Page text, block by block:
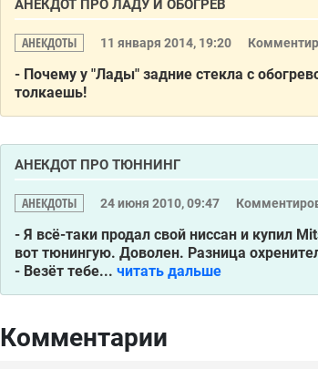
АНЕКДОТ ПРО ЛАДУ И ОБОГРЕВ
АНЕКДОТЫ 11 января 2014, 19:20
- Почему у "Лады" задние стекла с
толкаешь!
АНЕКДОТ ПРО ТЮННИНГ
АНЕКДОТЫ 24 июня 2010, 09:47
- Я всё-таки продал свой ниссан и купил
вот тюнингую. Доволен. Разница
- Везёт тебе... читать дальше
Комментарии